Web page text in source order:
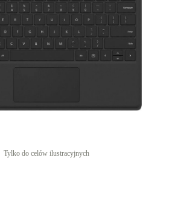
Tylko do celów ilustracyjnych